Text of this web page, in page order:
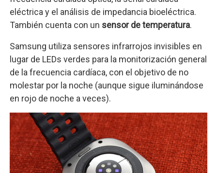
eléctrica y el análisis de impedancia bioeléctrica.
También cuenta con un sensor de temperatura.
Samsung utiliza sensores infrarrojos invisibles en
lugar de LEDs verdes para la monitorización general
de la frecuencia cardíaca, con el objetivo de no
molestar por la noche (aunque sigue iluminándose
en rojo de noche a veces).